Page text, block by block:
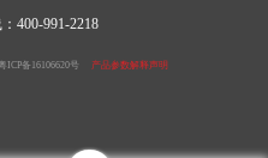
400-991-2218
ICP备16106620号 产品参数解释声明